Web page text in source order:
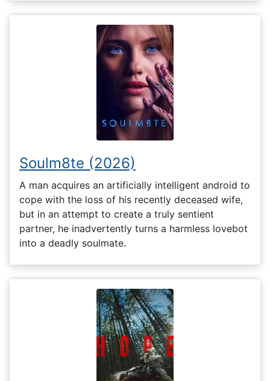
Soulm8te (2026)
A man acquires an artificially intelligent android to
cope with the loss of his recently deceased wife,
but in an attempt to create a truly sentient
partner, he inadvertently turns a harmless lovebot
into a deadly soulmate.